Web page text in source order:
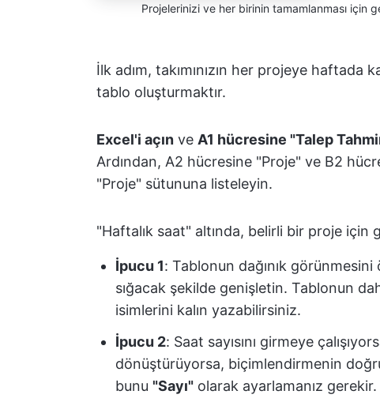
Projelerinizi ve her birinin tamamlanması için
İlk adım, takımınızın her projeye
tablo oluşturmaktır.
Excel'i açın ve A1 hücresine "Talep
Ardından, A2 hücresine "Proje" ve B2
"Proje" sütununa listeleyin.
"Haftalık saat" altında, belirli bir proje için
İpucu 1: Tablonun dağınık
sığacak şekilde genişletin. Tablonun
isimlerini kalın yazabilirsiniz.
İpucu 2: Saat sayısını girmeye
dönüştürüyorsa, biçimlendirmenin
bunu "Sayı" olarak ayarlamanız gerekir.